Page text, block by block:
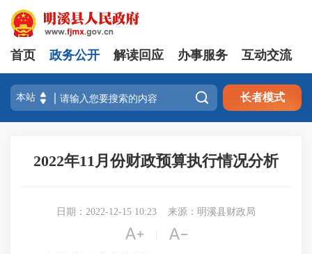
首页 政务公开 解读回应 办事服务 互动交流
 长者模式
2022年11月份财政预算执行情况分析
日期：2022-12-15 10:23 来源：明溪县财政局
 